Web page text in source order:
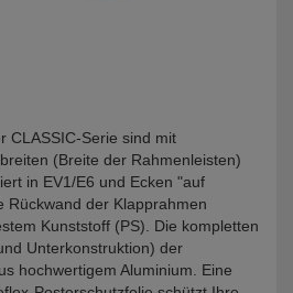
CLASSIC-Serie sind mit
(Breite der Rahmenleisten)
in EV1/E6 und Ecken "auf
Rückwand der Klapprahmen
Kunststoff (PS). Die kompletten
Unterkonstruktion) der
hochwertigem Aluminium. Eine